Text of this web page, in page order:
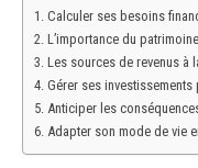
Calculer ses besoins
L’importance du
Les sources de revenus à
Gérer ses
Anticiper les
Adapter son mode de vie